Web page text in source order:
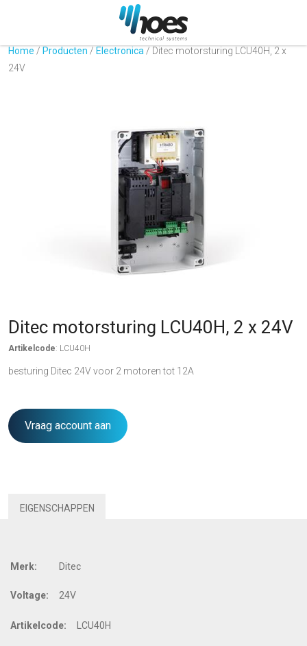
Home / Producten / Electronica / Ditec motorsturing LCU40H, 2 x
24V
Ditec motorsturing LCU40H, 2 x 24V
Artikelcode: LCU40H
besturing Ditec 24V voor 2 motoren tot 12A
Vraag account aan
EIGENSCHAPPEN
Merk: Ditec
Voltage: 24V
Artikelcode: LCU40H